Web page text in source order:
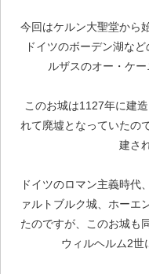
今回はケルン大聖堂から
ドイツのボーデン湖な
ルザスのオー・ケ
このお城は1127年に建
れて廃墟となっていたの
建さ
ドイツのロマン主義時代
ァルトブルク城、ホーエ
たのですが、このお城も
ウィルヘルム2世